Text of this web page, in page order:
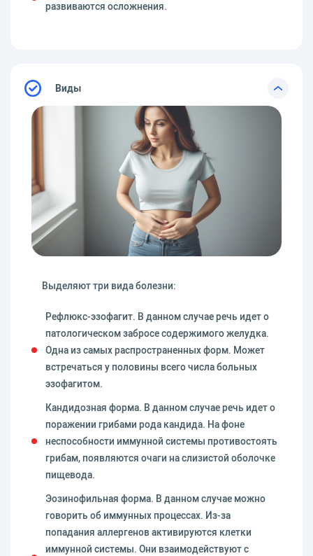
развиваются осложнения.
Виды
Выделяют три вида болезни:
Рефлюкс-эзофагит. В данном случае речь идет о
патологическом забросе содержимого желудка.
Одна из самых распространенных форм. Может
встречаться у половины всего числа больных
эзофагитом.
Кандидозная форма. В данном случае речь идет о
поражении грибами рода кандида. На фоне
неспособности иммунной системы противостоять
грибам, появляются очаги на слизистой оболочке
пищевода.
Эозинофильная форма. В данном случае можно
говорить об иммунных процессах. Из-за
попадания аллергенов активируются клетки
иммунной системы. Они взаимодействуют с